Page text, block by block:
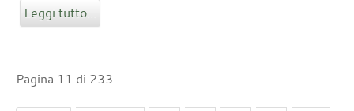
Leggi tutto...
Pagina 11 di 233